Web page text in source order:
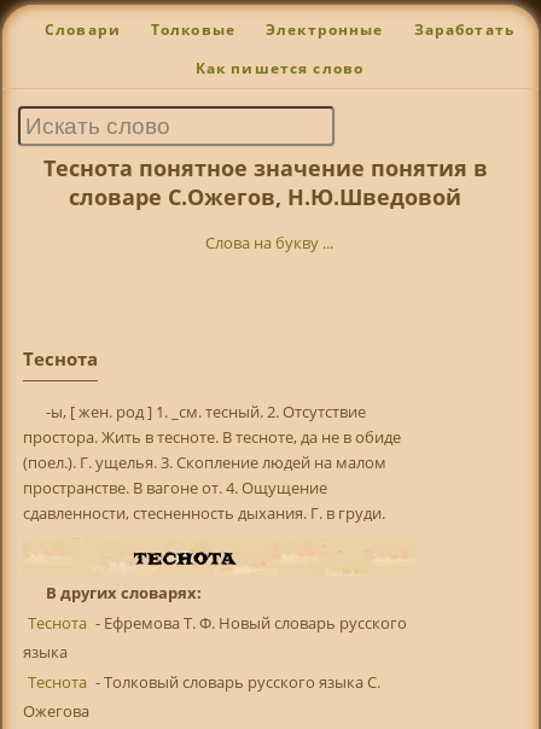
Словари Толковые Электронные Заработать
Как пишется слово
Теснота понятное значение понятия в
словаре С.Ожегов, Н.Ю.Шведовой
Слова на букву ...
Теснота
-ы, [ жен. род ] 1. _см. тесный. 2. Отсутствие
простора. Жить в тесноте. В тесноте, да не в обиде
(поел.). Г. ущелья. 3. Скопление людей на малом
пространстве. В вагоне от. 4. Ощущение
сдавленности, стесненность дыхания. Г. в груди.
В других словарях:
Теснота - Ефремова Т. Ф. Новый словарь русского
языка
Теснота - Толковый словарь русского языка С.
Ожегова